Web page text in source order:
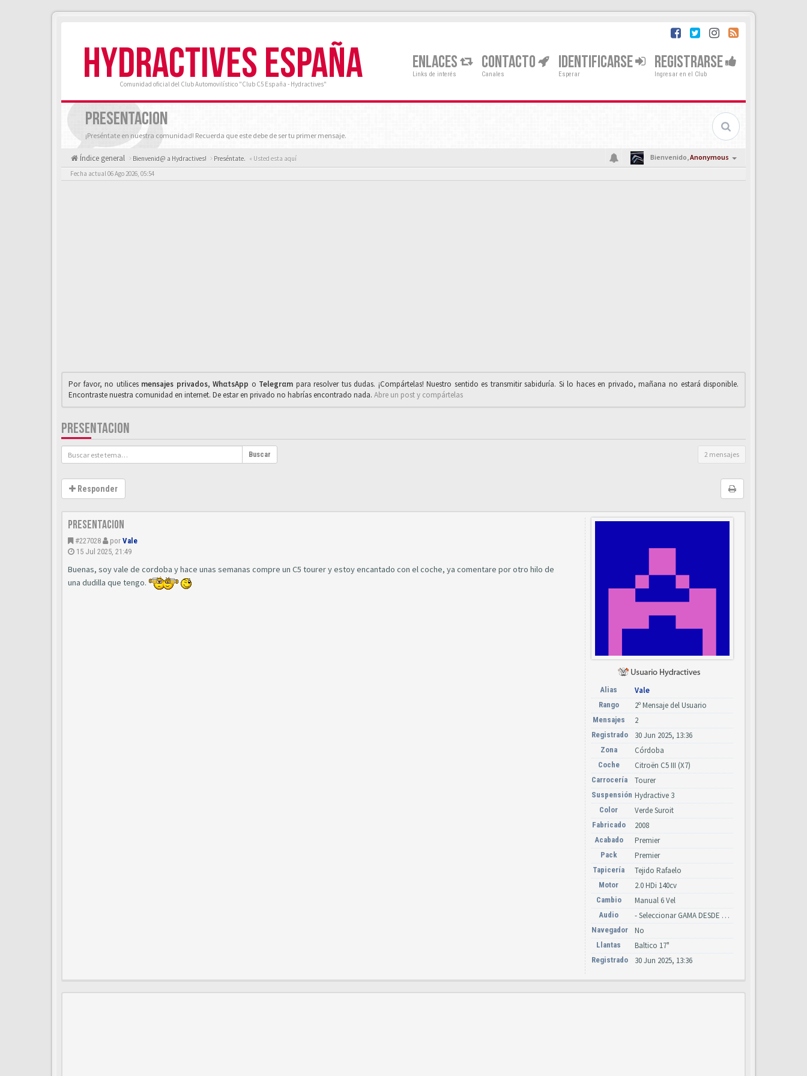
HYDRACTIVES ESPAÑA
Comunidad oficial del Club Automovilístico "Club C5 España - Hydractives"
ENLACES
Links de interés
CONTACTO
Canales
IDENTIFICARSE
Esperar
REGISTRARSE
Ingresar en el Club
PRESENTACION
¡Preséntate en nuestra comunidad! Recuerda que este debe de ser tu primer mensaje.
Índice general Bienvenid@ a Hydractives! Preséntate. « Usted esta aquí Bienvenido,Anonymous
Fecha actual 06 Ago 2026, 05:54
Por favor, no utilices mensajes privados,WhαtsApp o Telegrαm para resolver tus dudas. ¡Compártelas! Nuestro sentido es transmitir sabiduría. Si lo haces en privado, mañana no estará disponible.
Encontraste nuestra comunidad en internet. De estar en privado no habrías encontrado nada. Abre un post y compártelas
PRESENTACION
Buscar 2 mensajes
Responder
Presentacion
#227028 por Vale
15 Jul 2025, 21:49
Buenas, soy vale de cordoba y hace unas semanas compre un C5 tourer y estoy encantado con el coche, ya comentare por otro hilo de
una dudilla que tengo.
Alias Vale
Rango 2º Mensaje del Usuario
Mensajes 2
Registrado 30 Jun 2025, 13:36
Zona Córdoba
Coche Citroën C5 III (X7)
Carrocería Tourer
Suspensión Hydractive 3
Color Verde Suroit
Fabricado 2008
Acabado Premier
Pack Premier
Tapicería Tejido Rafaelo
Motor 2.0 HDi 140cv
Cambio Manual 6 Vel
Audio - Seleccionar GAMA DESDE 2011 -
Navegador No
Llantas Baltico 17"
Registrado 30 Jun 2025, 13:36